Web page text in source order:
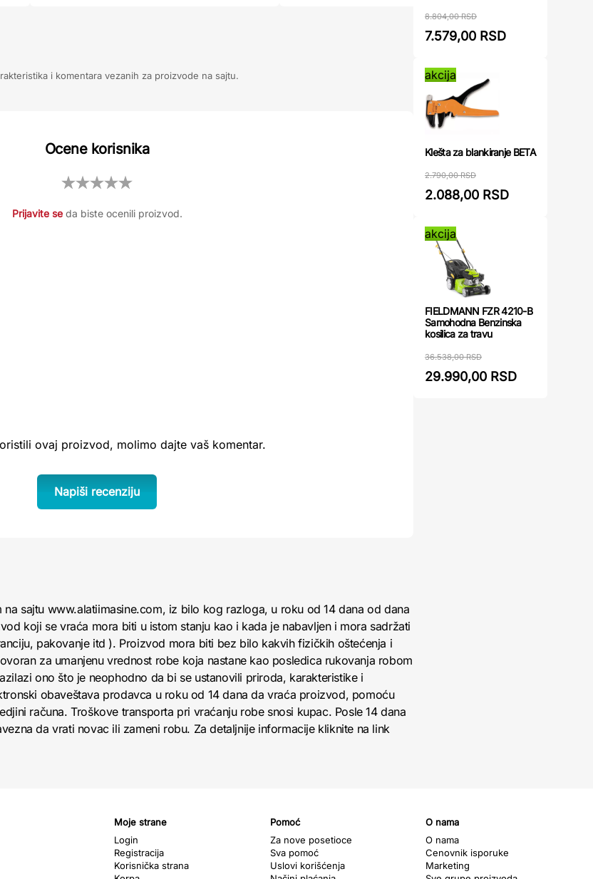
i komentara vezanih za proizvode na sajtu.
Ocene korisnika
Prijavite seda biste ocenili proizvod.
ovaj proizvod, molimo dajte vaš komentar.
Napiši recenziju
sajtu www.alatiimasine.com, iz bilo kog razloga, u roku od 14 dana od dana
koji se vraća mora biti u istom stanju kao i kada je nabavljen i mora sadržati
pakovanje itd ). Proizvod mora biti bez bilo kakvih fizičkih oštećenja i
za umanjenu vrednost robe koja nastane kao posledica rukovanja robom
ono što je neophodno da bi se ustanovili priroda, karakteristike i
obaveštava prodavca u roku od 14 dana da vraća proizvod, pomoću
računa. Troškove transporta pri vraćanju robe snosi kupac. Posle 14 dana
da vrati novac ili zameni robu. Za detaljnije informacije kliknite na link
8.804,00 RSD
7.579,00 RSD
akcija
Klešta za blankiranje BETA
2.790,00 RSD
2.088,00 RSD
akcija
FIELDMANN FZR 4210-B
Samohodna Benzinska
kosilica za travu
36.538,00 RSD
29.990,00 RSD
Moje strane
Login
Registracija
Korisnička strana
Pomoć
Za nove posetioce
Sva pomoć
Uslovi korišćenja
O nama
O nama
Cenovnik isporuke
Marketing